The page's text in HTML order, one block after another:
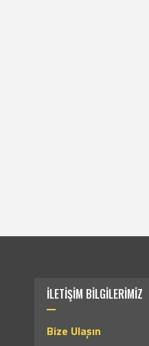
İLETİŞİM BİLGİLERİMİZ
Bize Ulaşın